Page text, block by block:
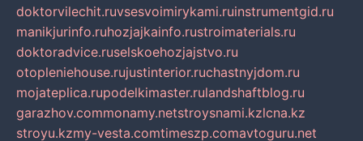
doktorvilechit.ruvsesvoimirykami.ruinstrumentgid.ru
manikjurinfo.ruhozjajkainfo.rustroimaterials.ru
doktoradvice.ruselskoehozjajstvo.ru
otopleniehouse.rujustinterior.ruchastnyjdom.ru
mojateplica.rupodelkimaster.rulandshaftblog.ru
garazhov.commonamy.netstroysnami.kzlcna.kz
stroyu.kzmy-vesta.comtimeszp.comavtoguru.net